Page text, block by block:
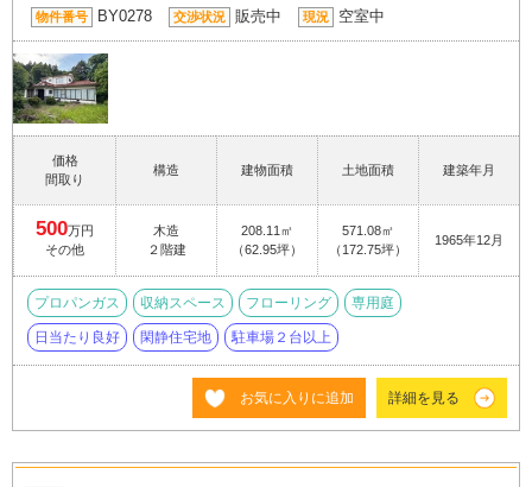
物件番号 BY0278 交渉状況 販売中 現況 空室中
価格
間取り
構造 建物面積 土地面積 建築年月
500万円
その他
木造
２階建
208.11㎡
（62.95坪）
571.08㎡
（172.75坪）
1965年12月
プロパンガス 収納スペース フローリング 専用庭
日当たり良好 閑静住宅地 駐車場２台以上
お気に入りに追加 詳細を見る